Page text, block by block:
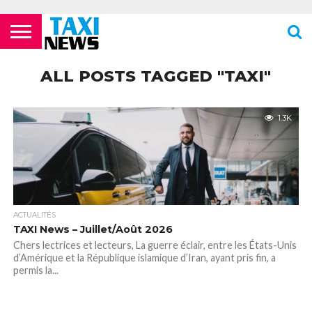
ACTUALITÉS
FORMATION
TAXIS
COMPAGNIES
AÉRIENNES /
CDG
FOURRIÈRES
PHARMACIES
24H/24 OU
STATIONS
DE TAXIS
TOILETTES
PUBLIQUES
LÉGALES
CONTACTER
CONFIDENTIALITÉ
ALL POSTS TAGGED "TAXI"
1.3K
ACTUALITÉS
TAXI News – Juillet/Août 2026
Chers lectrices et lecteurs, La guerre éclair, entre les États-Unis
d’Amérique et la République islamique d’Iran, ayant pris fin, a
permis la...